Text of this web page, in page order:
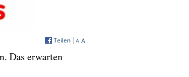
A
A
Teilen
Das erwarten